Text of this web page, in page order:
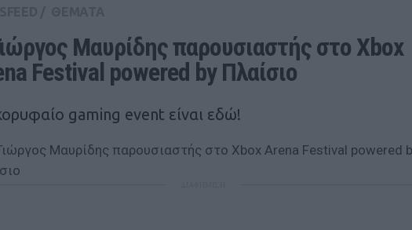
Μαυρίδης παρουσιαστής στο Xbox
Festival powered by Πλαίσιο
gaming event είναι εδώ!